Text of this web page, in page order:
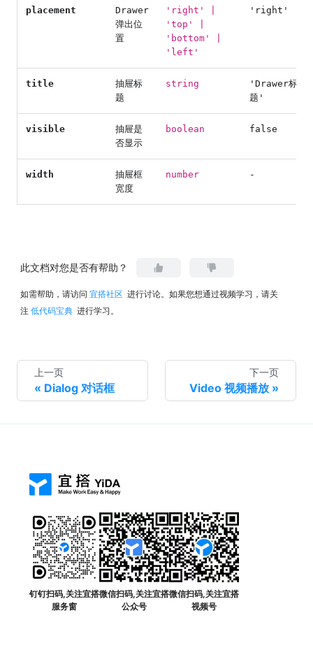
placement
Drawer
弹出位
置
'right' |
'top' |
'bottom' |
'left'
'right'
title
抽屉标
题
string
'Drawer标
题'
visible
抽屉是
否显示
boolean false
width
抽屉框
宽度
number -
此文档对您是否有帮助？
如需帮助，请访问 宜搭社区 进行讨论。如果您想通过视频学习，请关
注 低代码宝典 进行学习。
上一页
Dialog 对话框
下一页
Video 视频播放
钉钉扫码,关注宜搭
服务窗
微信扫码,关注宜搭
公众号
微信扫码,关注宜搭
视频号